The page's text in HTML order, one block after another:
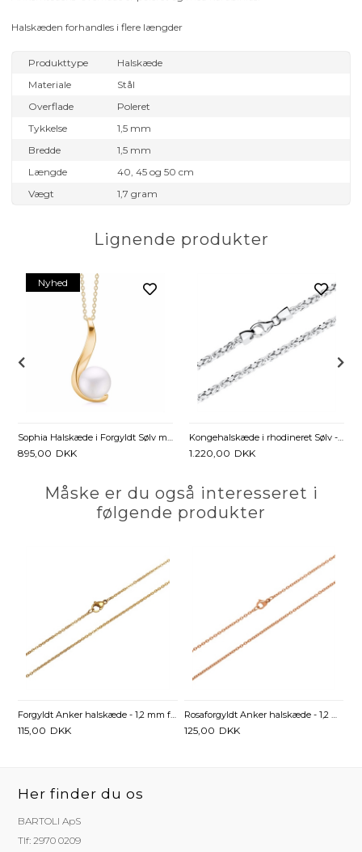
Halskæden forhandles i flere længder
Produkttype
Halskæde
Materiale
Stål
Overflade
Poleret
Tykkelse
1,5 mm
Bredde
1,5 mm
Længde
40, 45 og 50 cm
Vægt
1,7 gram
Lignende produkter
Nyhed
Sophia Halskæde i Forgyldt Sølv med Ferskvandsperle - 45 cm
895,00 DKK
Kongehalskæde i rhodineret Sølv - 2,5 mm fra 45 cm
1.220,00 DKK
Måske er du også interesseret i
følgende produkter
Forgyldt Anker halskæde - 1,2 mm fra 40 cm
115,00 DKK
Rosaforgyldt Anker halskæde - 1,2 mm fra 40 cm
125,00 DKK
Her finder du os
BARTOLI ApS
Tlf: 2970 0209